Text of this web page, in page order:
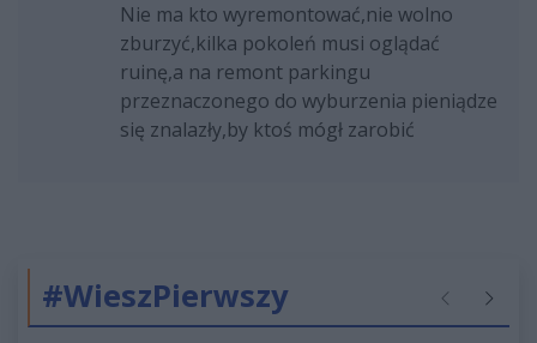
Nie ma kto wyremontować,nie wolno
zburzyć,kilka pokoleń musi oglądać
ruinę,a na remont parkingu
przeznaczonego do wyburzenia pieniądze
się znalazły,by ktoś mógł zarobić
#WieszPierwszy Poprzednie